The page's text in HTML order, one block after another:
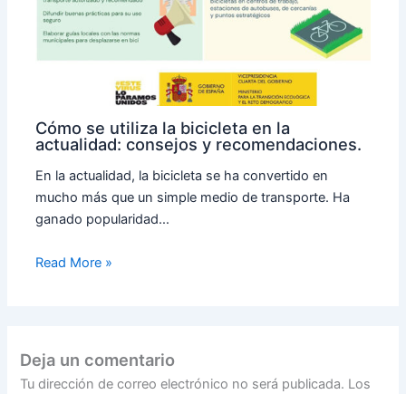
Cómo se utiliza la bicicleta en la
actualidad: consejos y recomendaciones.
En la actualidad, la bicicleta se ha convertido en
mucho más que un simple medio de transporte. Ha
ganado popularidad…
Read More »
Deja un comentario
Tu dirección de correo electrónico no será publicada. Los